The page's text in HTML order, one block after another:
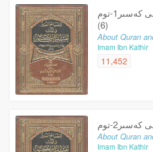
قۇرئان كەرىم تەپسىرى-ئبنى كەسىر1-توم
(6)
About Quran
Imam Ibn Kathir
11,452
توم
About Quran
Imam Ibn Kathir